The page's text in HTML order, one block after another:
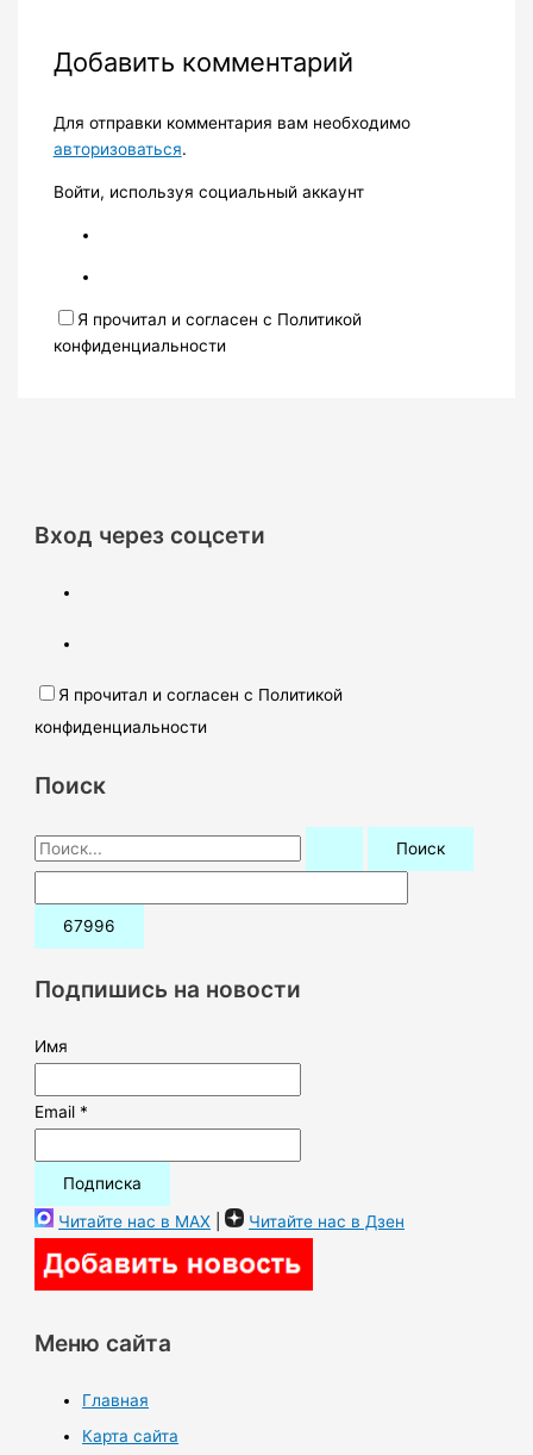
Добавить комментарий
Для отправки комментария вам необходимо
авторизоваться.
Войти, используя социальный аккаунт
Я прочитал и согласен с Политикой
конфиденциальности
Вход через соцсети
Я прочитал и согласен с Политикой
конфиденциальности
Поиск
П
о
и
:Подпишись на новости
Имя
Email *
Читайте нас в MAX | Читайте нас в Дзен
Меню сайта
Главная
Карта сайта